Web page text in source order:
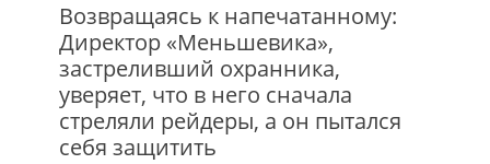
Возвращаясь к напечатанному:
Директор «Меньшевика»,
застреливший охранника,
уверяет, что в него сначала
стреляли рейдеры, а он пытался
себя защитить